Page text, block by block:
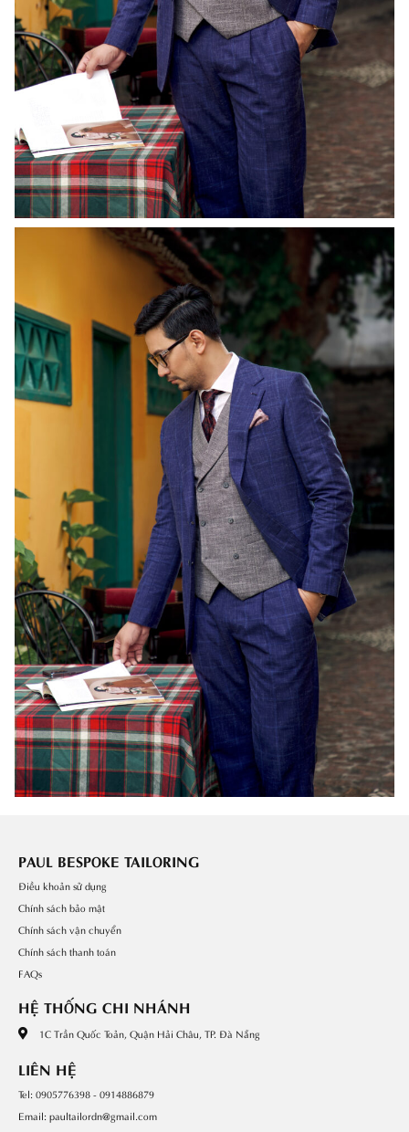
PAUL BESPOKE TAILORING
Điều khoản sử dụng
Chính sách bảo mật
Chính sách vận chuyển
Chính sách thanh toán
FAQs
HỆ THỐNG CHI NHÁNH
1C Trần Quốc Toản, Quận Hải Châu, TP. Đà Nẵng
LIÊN HỆ
Tel: 0905776398 - 0914886879
Email: paultailordn@gmail.com